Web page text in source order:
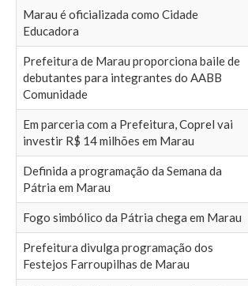
Marau é oficializada como Cidade
Educadora
Prefeitura de Marau proporciona baile de
debutantes para integrantes do AABB
Comunidade
Em parceria com a Prefeitura, Coprel vai
investir R$ 14 milhões em Marau
Definida a programação da Semana da
Pátria em Marau
Fogo simbólico da Pátria chega em Marau
Prefeitura divulga programação dos
Festejos Farroupilhas de Marau